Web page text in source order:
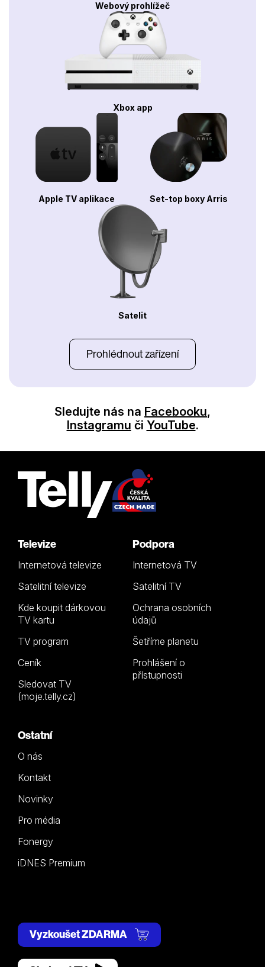
Webový prohlížeč
Xbox app
Apple TV aplikace Set-top boxy Arris
Satelit
Prohlédnout zařízení
Sledujte nás na Facebooku,
Instagramu či YouTube.
Televize
Internetová televize
Satelitní televize
Kde koupit dárkovou
TV kartu
TV program
Ceník
Sledovat TV
(moje.telly.cz)
Podpora
Internetová TV
Satelitní TV
Ochrana osobních
údajů
Šetříme planetu
Prohlášení o
přístupnosti
Ostatní
O nás
Kontakt
Novinky
Pro média
Fonergy
iDNES Premium
Vyzkoušet ZDARMA